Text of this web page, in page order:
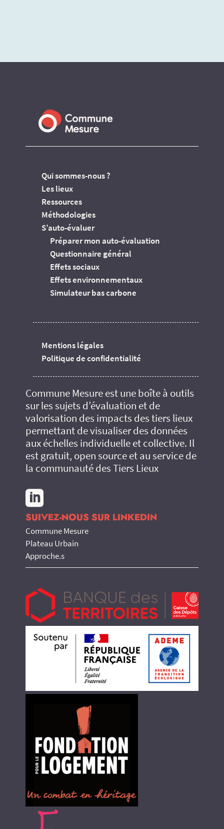
Qui sommes-nous ?
Les lieux
Ressources
Méthodologies
S’auto-évaluer
Préparer mon auto-évaluation
Questionnaire général
Effets sociaux
Effets environnementaux
Simulateur bas carbone
Mentions légales
Politique de confidentialité
Commune Mesure est une boîte à outils
sur les sujets d’évaluation et de
valorisation des impacts des tiers lieux
permettant de visualiser des données
aux échelles individuelle et collective. Il
est gratuit, open source et au service de
la communauté des Tiers Lieux

SUIVEZ-NOUS SUR LINKEDIN
Commune Mesure
Plateau Urbain
Approche.s